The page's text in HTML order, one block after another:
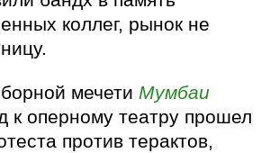
коллег, рынок не
мечети Мумбаи
оперному театру прошел
против терактов,